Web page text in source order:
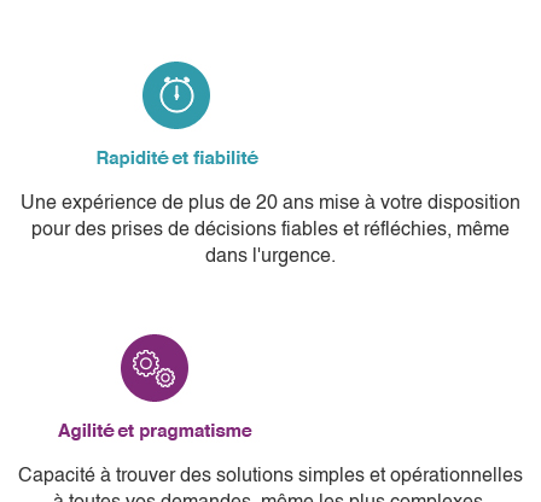
Une expérience de plus de 20 ans mise à votre disposition
pour des prises de décisions fiables et réfléchies, même
dans l'urgence.
Capacité à trouver des solutions simples et opérationnelles